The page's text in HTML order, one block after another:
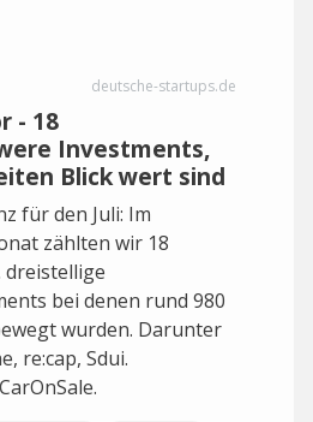
deutsche-startups.de
- 18
Investments,
Blick wert sind
für den Juli: Im
zählten wir 18
dreistellige
bei denen rund 980
wurden. Darunter
re:cap, Sdui.